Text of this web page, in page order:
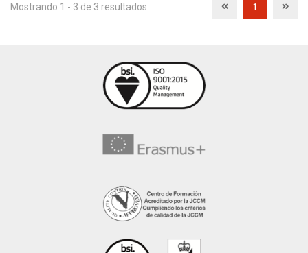
Mostrando 1 - 3 de 3 resultados 1